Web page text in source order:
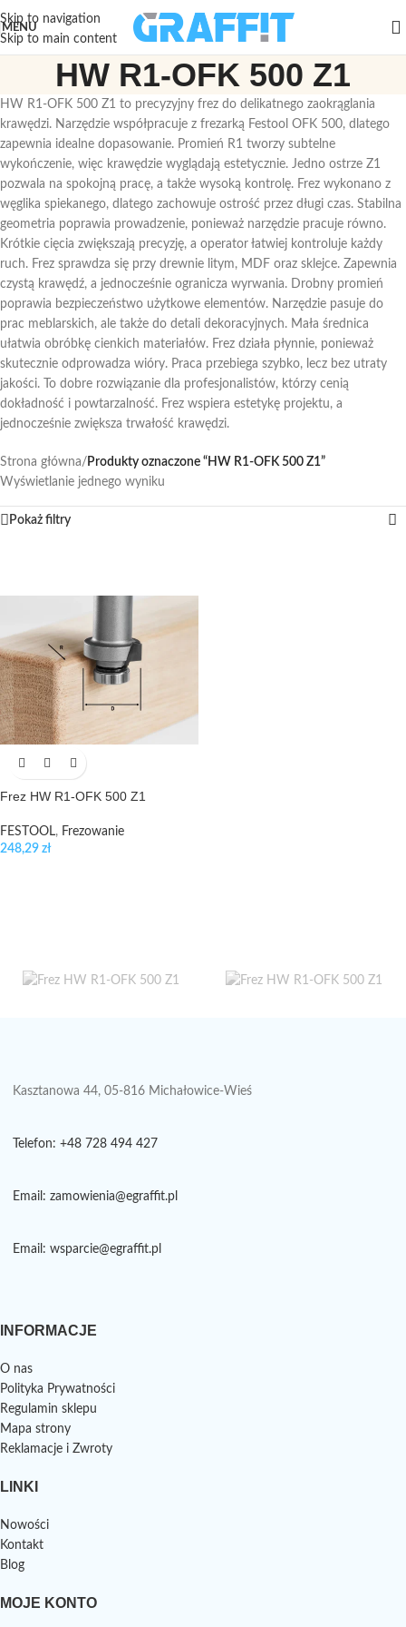
Skip to navigation
Skip to main content
MENU
HW R1-OFK 500 Z1
HW R1-OFK 500 Z1 to precyzyjny frez do delikatnego zaokrąglania
krawędzi. Narzędzie współpracuje z frezarką Festool OFK 500, dlatego
zapewnia idealne dopasowanie. Promień R1 tworzy subtelne
wykończenie, więc krawędzie wyglądają estetycznie. Jedno ostrze Z1
pozwala na spokojną pracę, a także wysoką kontrolę. Frez wykonano z
węglika spiekanego, dlatego zachowuje ostrość przez długi czas. Stabilna
geometria poprawia prowadzenie, ponieważ narzędzie pracuje równo.
Krótkie cięcia zwiększają precyzję, a operator łatwiej kontroluje każdy
ruch. Frez sprawdza się przy drewnie litym, MDF oraz sklejce. Zapewnia
czystą krawędź, a jednocześnie ogranicza wyrwania. Drobny promień
poprawia bezpieczeństwo użytkowe elementów. Narzędzie pasuje do
prac meblarskich, ale także do detali dekoracyjnych. Mała średnica
ułatwia obróbkę cienkich materiałów. Frez działa płynnie, ponieważ
skutecznie odprowadza wióry. Praca przebiega szybko, lecz bez utraty
jakości. To dobre rozwiązanie dla profesjonalistów, którzy cenią
dokładność i powtarzalność. Frez wspiera estetykę projektu, a
jednocześnie zwiększa trwałość krawędzi.
Strona główna/ Produkty oznaczone “HW R1-OFK 500 Z1”
Wyświetlanie jednego wyniku
Pokaż filtry
Frez HW R1-OFK 500 Z1
FESTOOL, Frezowanie
248,29 zł
Kasztanowa 44, 05-816 Michałowice-Wieś
Telefon: +48 728 494 427
Email: zamowienia@egraffit.pl
Email: wsparcie@egraffit.pl
INFORMACJE
O nas
Polityka Prywatności
Regulamin sklepu
Mapa strony
Reklamacje i Zwroty
LINKI
Nowości
Kontakt
Blog
MOJE KONTO